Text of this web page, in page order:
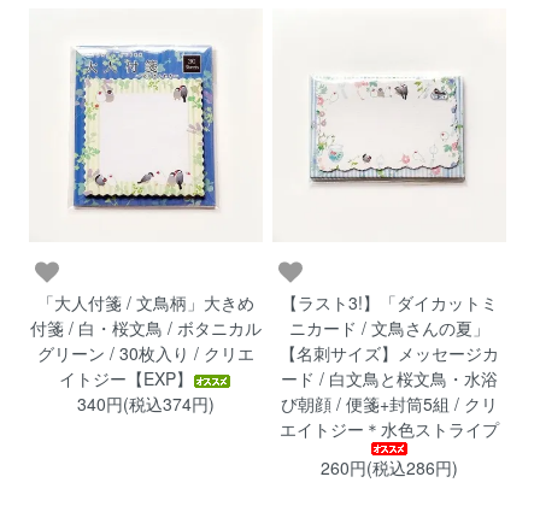
「大人付箋 / 文鳥柄」大きめ
付箋 / 白・桜文鳥 / ボタニカル
グリーン / 30枚入り / クリエ
イトジー【EXP】
340円(税込374円)
【ラスト3!】「ダイカットミ
ニカード / 文鳥さんの夏」
【名刺サイズ】メッセージカ
ード / 白文鳥と桜文鳥・水浴
び朝顔 / 便箋+封筒5組 / クリ
エイトジー＊水色ストライプ
260円(税込286円)